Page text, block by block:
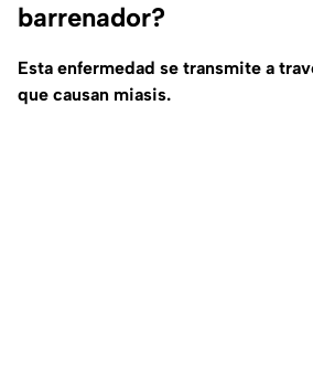
barrenador?
Esta enfermedad se transmite a
que causan miasis.